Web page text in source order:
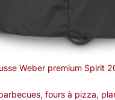
Weber premium Spirit
fours à pizza,